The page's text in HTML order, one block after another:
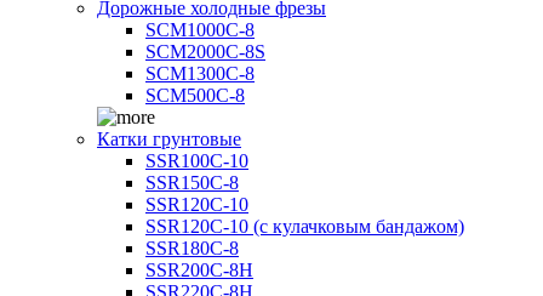
Дорожные холодные фрезы
SCM1000C-8
SCM2000C-8S
SCM1300C-8
SCM500C-8
Катки грунтовые
SSR100C-10
SSR150C-8
SSR120C-10
SSR120C-10 (с кулачковым бандажом)
SSR180C-8
SSR200C-8H
SSR220C-8H